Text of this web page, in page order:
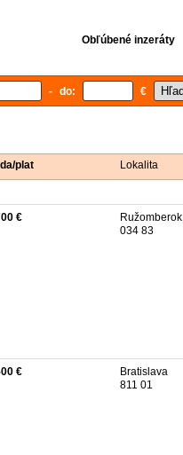
Obľúbené inzeráty
- do: €
plat Lokalita
€
Ružomberok
034 83
€
Bratislava
811 01